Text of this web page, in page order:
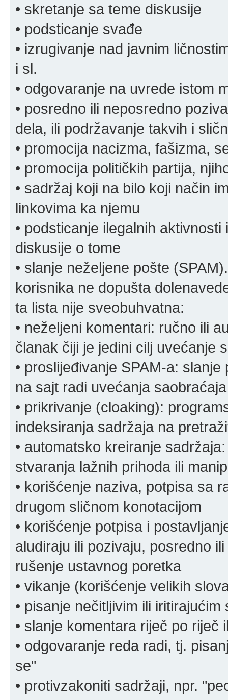
• skretanje sa teme diskusije
• podsticanje svađe
• izrugivanje nad javnim
i sl.
• odgovaranje na uvrede istom
• posredno ili neposredno
dela, ili podržavanje takvih i
• promocija nacizma, fašizma,
• promocija političkih partija,
• sadržaj koji na bilo koji način
linkovima ka njemu
• podsticanje ilegalnih
diskusije o tome
• slanje neželjene pošte
korisnika ne dopušta
ta lista nije sveobuhvatna:
• neželjeni komentari: ručno ili
članak čiji je jedini cilj uvećanje
• proslijeđivanje SPAM-a:
na sajt radi uvećanja
• prikrivanje (cloaking):
indeksiranja sadržaja na
• automatsko kreiranje
stvaranja lažnih prihoda ili
• korišćenje naziva, potpisa sa
drugom sličnom konotacijom
• korišćenje potpisa i
aludiraju ili pozivaju, posredno
rušenje ustavnog poretka
• vikanje (korišćenje velikih
• pisanje nečitljivim ili iritirajućim
• slanje komentara riječ po riječ
• odgovaranje reda radi, tj.
se"
• protivzakoniti sadržaji, npr.